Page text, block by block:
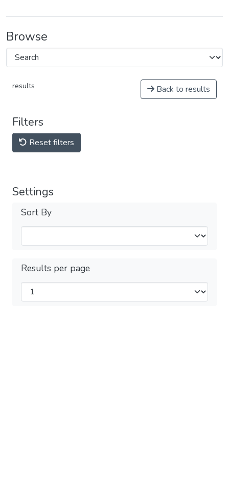
Browse
results Back to results
Filters
Reset filters
Settings
Sort By
Results per page